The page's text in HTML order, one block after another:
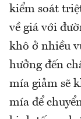
kiểm soát
về giá với
khô ở nhiều
hưởng đến
mía giảm sẽ
mía để